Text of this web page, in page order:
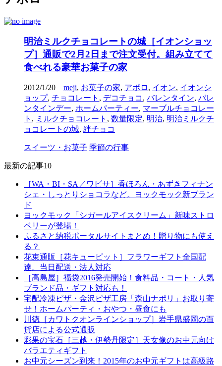
明治ミルクチョコレートの城［イオンショッ
プ］通販で2月2日まで注文受付。組み立てて
食べれる豪華お菓子の家
2012/1/20 meji, お菓子の家, アポロ , イオン, イオンシ
ョップ, チョコレート , デコチョコ , バレンタイン, バレ
ンタインデー, ホームパーティー, マーブルチョコレー
ト , ミルクチョコレート , 数量限定, 明治, 明治ミルクチ
ョコレートの城, 絆チョコ
スイーツ・お菓子 季節の行事
最新の記事10
［WA・BI・SA／ワビサ］香ほろん・あずきフィナン
シェ・しっとりショコラなど。ヨックモック新ブラン
ド
ヨックモック「シガールアイスクリーム」新味ストロ
ベリーが登場！
ふるさと納税ポータルサイトまとめ！贈り物にも使え
る？
花束通販［花キューピット］フラワーギフト全国配
達。当日配送・法人対応
［高島屋］福袋2016発売開始！食料品・コート・人気
ブランド品・ギフト対応も！
宅配冷凍ピザ・金沢ピザ工房「森山ナポリ」お取り寄
せ！ホームパーティ・おやつ・昼食にも
川徳［カワトクオンラインショップ］岩手県盛岡の百
貨店による公式通販
彩果の宝石［三越・伊勢丹限定］天女像のお中元向け
バラエティギフト
お中元シーズン到来！2015年のお中元ギフトは高級路